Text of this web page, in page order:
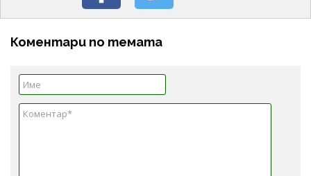
Коментари по темата